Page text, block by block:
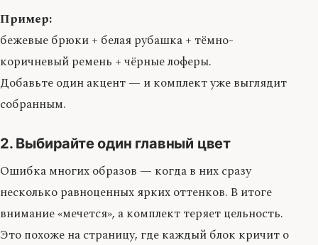
Пример:
бежевые брюки + белая рубашка + тёмно-
коричневый ремень + чёрные лоферы.
Добавьте один акцент — и комплект уже выглядит
собранным.
2. Выбирайте один главный цвет
Ошибка многих образов — когда в них сразу
несколько равноценных ярких оттенков. В итоге
внимание «мечется», а комплект теряет цельность.
Это похоже на страницу, где каждый блок кричит о